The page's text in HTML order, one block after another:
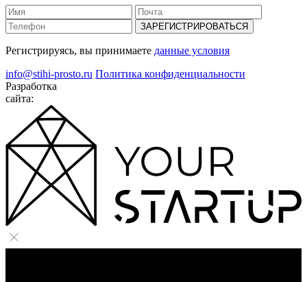
ЗАРЕГИСТРИРОВАТЬСЯ
Регистрируясь, вы принимаете данные условия
info@stihi-prosto.ru Политика конфиденциальности
Разработка
сайта: